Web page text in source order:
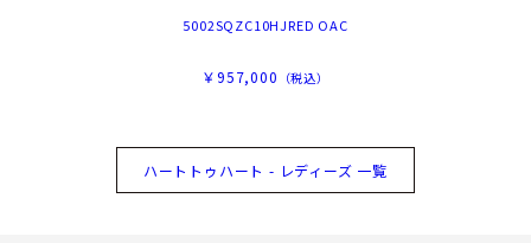
5002SQZC10HJRED OAC
￥957,000 （税込）
ハートトゥハート - レディーズ 一覧